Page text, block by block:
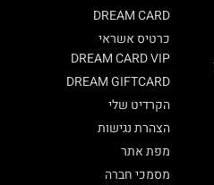
DREAM CARD
כרטיס אשראי
DREAM CARD VIP
DREAM GIFTCARD
הקרדיט שלי
הצהרת נגישות
מפת אתר
מסמכי חברה